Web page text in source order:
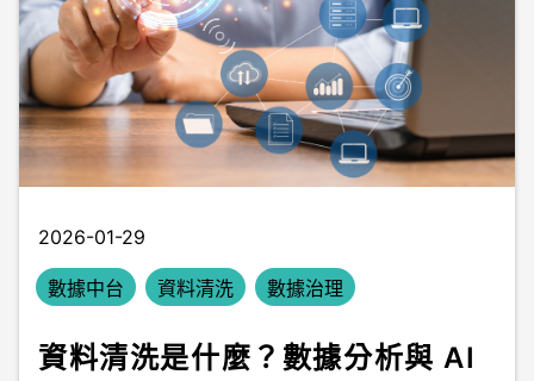
2026-01-29
數據中台 資料清洗 數據治理
資料清洗是什麼？數據分析與 AI